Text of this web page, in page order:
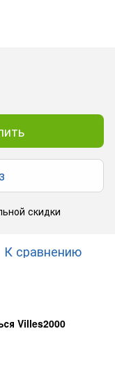
скидки
К сравнению
Villes2000